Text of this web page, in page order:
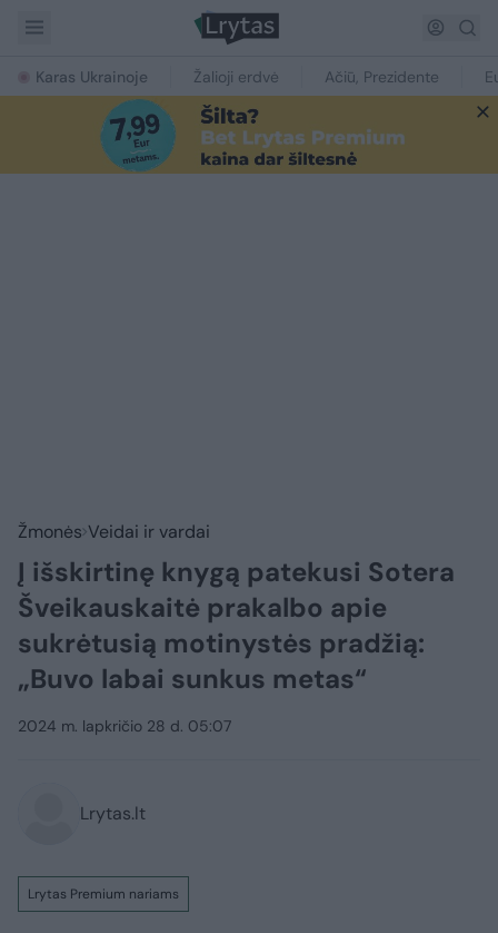
Karas Ukrainoje Žalioji erdvė Ačiū, Prezidente
Žmonės Veidai ir vardai
Į išskirtinę knygą patekusi Sotera
Šveikauskaitė prakalbo apie
sukrėtusią motinystės pradžią:
„Buvo labai sunkus metas“
2024 m. lapkričio 28 d. 05:07
Lrytas.lt
Lrytas Premium nariams